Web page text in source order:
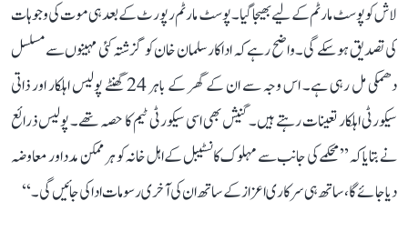
لاش کو پوسٹ مارٹم کے لیے بھیجا گیا۔ پوسٹ مارٹم رپورٹ کے بعد ہی موت کی وجوہات
کی تصدیق ہو سکے گی۔ واضح رہے کہ اداکار سلمان خان کو گزشتہ کئی مہینوں سے مسلسل
دھمکی مل رہی ہے۔ اس وجہ سے ان کے گھر کے باہر 24 گھنٹے پولیس اہلکار اور ذاتی
سیکورٹی اہلکار تعینات رہتے ہیں۔ گنیش بھی اسی سیکورٹی ٹیم کا حصہ تھے۔ پولیس ذرائع
نے بتایا کہ’’ محکمے کی جانب سے مہلوک کانسٹیبل کے اہل خانہ کو ہر ممکن مدد اور معاوضہ
دیا جائے گا، ساتھ ہی سرکاری اعزاز کے ساتھ ان کی آخری رسومات ادا کی جائیں گی۔‘‘